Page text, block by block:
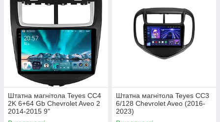
Штатна магнітола Teyes CC4
2K 6+64 Gb Chevrolet Aveo 2
2014-2015 9"
Штатна магнітола Teyes CC3
6/128 Chevrolet Aveo (2016-
2023)